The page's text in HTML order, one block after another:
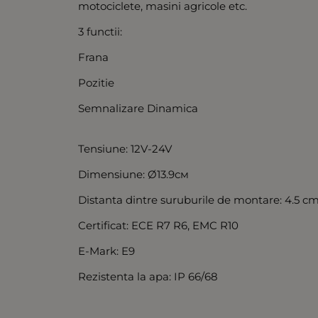
motociclete, masini agricole etc.
3 functii:
Frana
Pozitie
Semnalizare Dinamica
Tensiune: 12V-24V
Dimensiune: Ø13.9см
Distanta dintre suruburile de montare: 4.5
Certificat: ECE R7 R6, EMC R10
E-Mark: E9
Rezistenta la apa: IP 66/68